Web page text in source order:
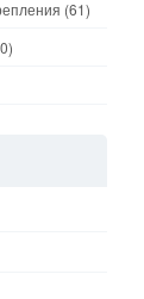
(61)